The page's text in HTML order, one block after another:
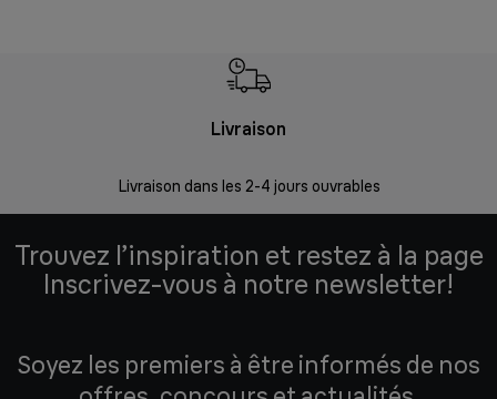
Livraison
Livraison dans les 2-4 jours ouvrables
Trouvez l’inspiration et restez à la page
Inscrivez-vous à notre newsletter!
Soyez les premiers à être informés de nos